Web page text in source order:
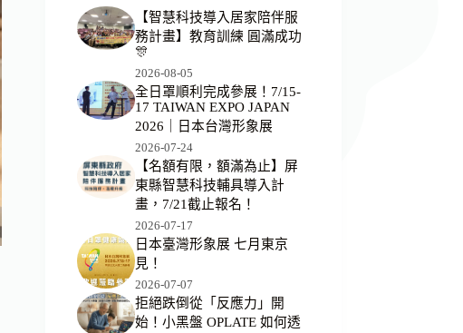
【智慧科技導入居家陪伴服
務計畫】教育訓練 圓滿成功
🎊
2026-08-05
全日罩順利完成參展！7/15-
17 TAIWAN EXPO JAPAN
2026｜日本台灣形象展
2026-07-24
【名額有限，額滿為止】屏
東縣智慧科技輔具導入計
畫，7/21截止報名！
2026-07-17
日本臺灣形象展 七月東京
見！
2026-07-07
拒絕跌倒從「反應力」開
始！小黑盤 OPLATE 如何透